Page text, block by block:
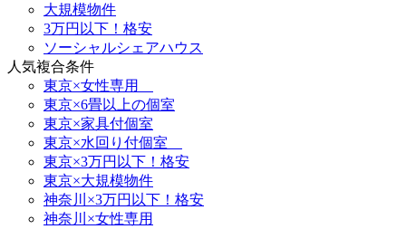
大規模物件
3万円以下！格安
ソーシャルシェアハウス
人気複合条件
東京×女性専用
東京×6畳以上の個室
東京×家具付個室
東京×水回り付個室
東京×3万円以下！格安
東京×大規模物件
神奈川×3万円以下！格安
神奈川×女性専用